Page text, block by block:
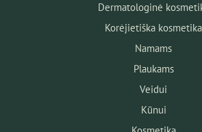
Dermatologinė
Korėjietiška kosmetika
Namams
Plaukams
Veidui
Kūnui